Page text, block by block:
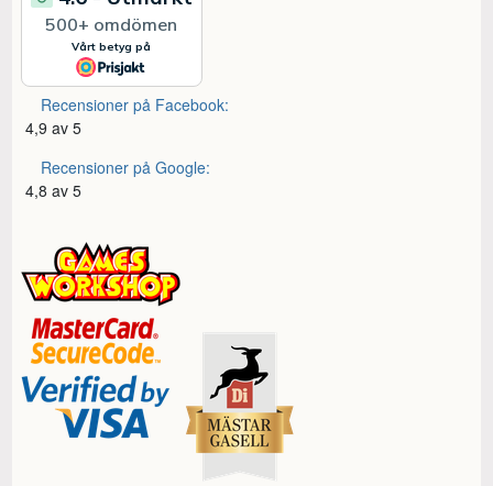
Recensioner på Facebook:
4,9 av 5
Recensioner på Google:
4,8 av 5